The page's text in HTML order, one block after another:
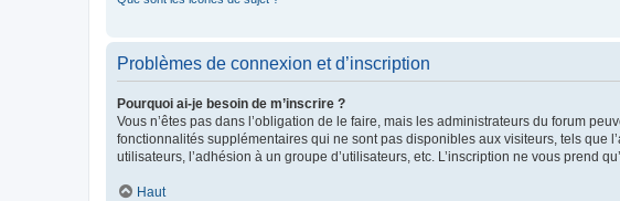
Problèmes de connexion et d’inscription
Pourquoi ai-je besoin de m’inscrire ?
Vous n’êtes pas dans l’obligation de le faire, mais les administrateurs du forum
fonctionnalités supplémentaires qui ne sont pas disponibles aux visiteurs, tels que
utilisateurs, l’adhésion à un groupe d’utilisateurs, etc. L’inscription ne vous prend
Haut